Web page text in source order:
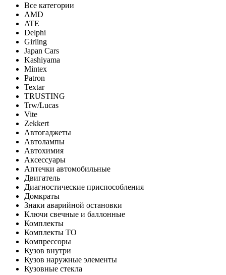
Все категории
AMD
ATE
Delphi
Girling
Japan Cars
Kashiyama
Mintex
Patron
Textar
TRUSTING
Trw/Lucas
Vite
Zekkert
Автогаджеты
Автолампы
Автохимия
Аксессуары
Аптечки автомобильные
Двигатель
Диагностические приспособления
Домкраты
Знаки аварийной остановки
Ключи свечные и баллонные
Комплекты
Комплекты ТО
Компрессоры
Кузов внутри
Кузов наружные элементы
Кузовные стекла